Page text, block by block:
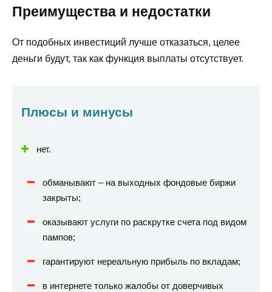
Преимущества и недостатки
От подобных инвестиций лучше отказаться, целее
деньги будут, так как функция выплаты отсутствует.
Плюсы и минусы
нет.
обманывают – на выходных фондовые биржи
закрыты;
оказывают услуги по раскрутке счета под видом
пампов;
гарантируют нереальную прибыль по вкладам;
в интернете только жалобы от доверчивых